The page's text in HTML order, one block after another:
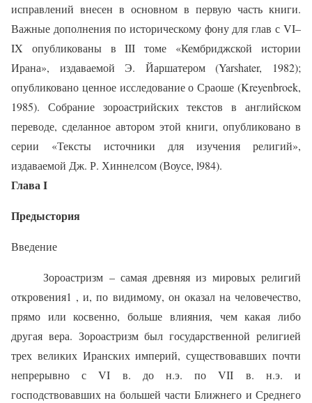
исправлений внесен в основном в первую часть книги.
Важные дополнения по историческому фону для глав с VI–
IX опубликованы в III томе «Кембриджской истории
Ирана», издаваемой Э. Йаршатером (Yarshater, 1982);
опубликовано ценное исследование о Сраоше (Kreyenbroek,
1985). Собрание зороастрийских текстов в английском
переводе, сделанное автором этой книги, опубликовано в
серии «Тексты источники для изучения религий»,
издаваемой Дж. Р. Хиннелсом (Воусе, l984).
Глава I
Предыстория
Введение
Зороастризм – самая древняя из мировых религий
откровения1 , и, по видимому, он оказал на человечество,
прямо или косвенно, больше влияния, чем какая либо
другая вера. Зороастризм был государственной религией
трех великих Иранских империй, существовавших почти
непрерывно с VI в. до н.э. по VII в. н.э. и
господствовавших на большей части Ближнего и Среднего